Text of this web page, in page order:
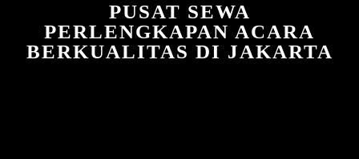
PUSAT SEWA
PERLENGKAPAN ACARA
BERKUALITAS DI JAKARTA